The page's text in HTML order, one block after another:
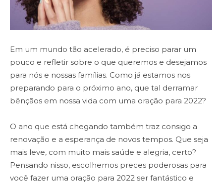
Em um mundo tão acelerado, é preciso parar um
pouco e refletir sobre o que queremos e desejamos
para nós e nossas famílias. Como já estamos nos
preparando para o próximo ano, que tal derramar
bênçãos em nossa vida com uma oração para 2022?
O ano que está chegando também traz consigo a
renovação e a esperança de novos tempos. Que seja
mais leve, com muito mais saúde e alegria, certo?
Pensando nisso, escolhemos preces poderosas para
você fazer uma oração para 2022 ser fantástico e